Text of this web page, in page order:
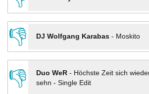
👎
DJ Wolfgang Karabas- Moskito
👎
Duo WeR- Höchste Zeit sich
sehn - Single Edit